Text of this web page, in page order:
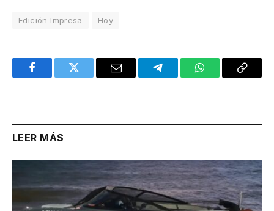
Edición Impresa Hoy
FacebookTwitter Email TelegramWhatsAppCopy
LEER MÁS